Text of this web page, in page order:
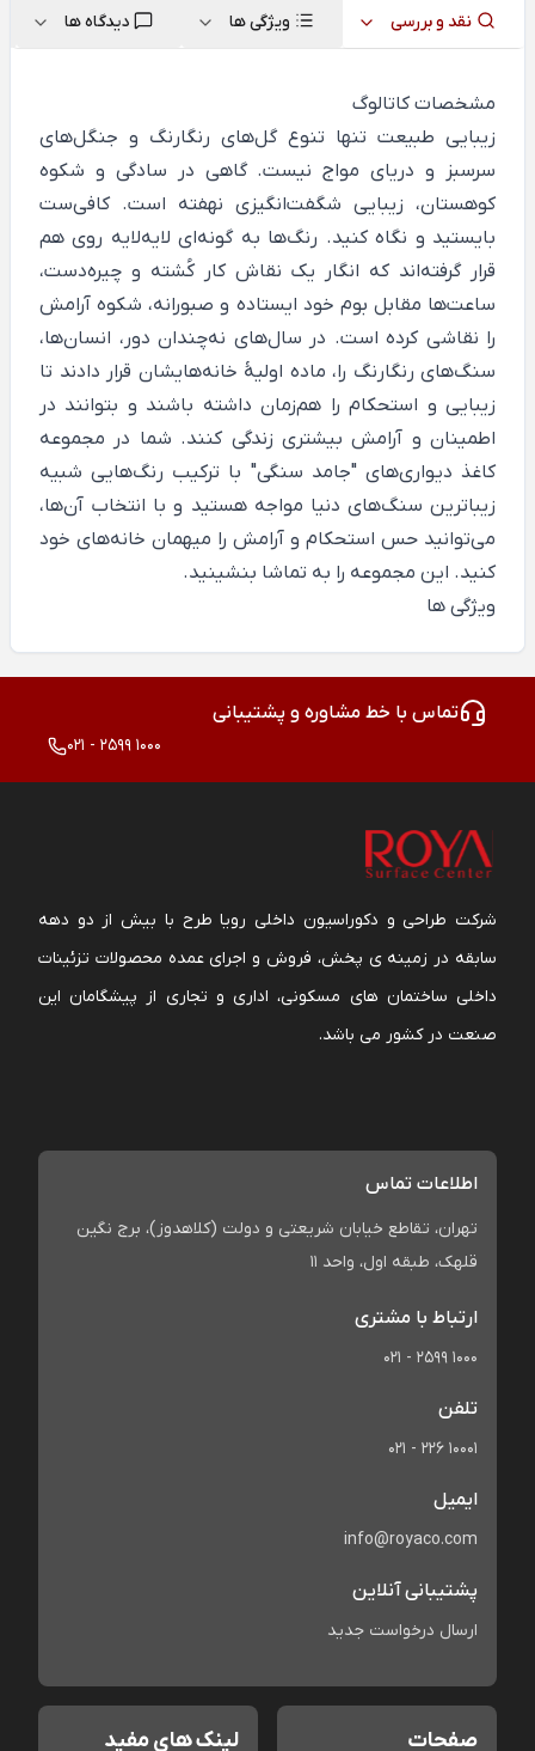
نقد و بررسی ویژگی ها دیدگاه ها
مشخصات کاتالوگ
زیبایی طبیعت تنها تنوع گل‌های رنگارنگ و جنگل‌های
سرسبز و دریای مواج نیست. گاهی در سادگی و شکوه
کوهستان، زیبایی شگفت‌انگیزی نهفته است. کافی‌ست
بایستید و نگاه کنید. رنگ‌ها به گونه‌ای لایه‌لایه روی هم
قرار گرفته‌اند که انگار یک نقاش کار کُشته و چیره‌دست،
ساعت‌ها مقابل بوم خود ایستاده و صبورانه، شکوه آرامش
را نقاشی کرده است. در سال‌های نه‌چندان دور، انسا‌ن‌ها،
سنگ‌های رنگارنگ را، ماده اولیۀ خانه‌هایشان قرار دادند تا
زیبایی و استحکام را هم‌زمان داشته باشند و بتوانند در
اطمینان و آرامش بیشتری زندگی کنند. شما در مجموعه
کاغذ دیواری‌های "جامد سنگی" با ترکیب رنگ‌هایی شبیه
زیباترین سنگ‌های دنیا مواجه هستید و با انتخاب آن‌ها،
می‌توانید حس استحکام و آرامش را میهمان خانه‌های خود
کنید. این مجموعه را به تماشا بنشینید.
ویژگی ها
تماس با خط مشاوره و پشتیبانی
021 - 2599 1000
شرکت طراحی و دکوراسیون داخلی رویا طرح با بیش از دو دهه
سابقه در زمینه ی پخش، فروش و اجرای عمده محصولات تزئینات
داخلی ساختمان های مسکونی، اداری و تجاری از پیشگامان این
صنعت در کشور می باشد.
اطلاعات تماس
تهران، تقاطع خیابان شریعتی و دولت (کلاهدوز)، برج نگین
قلهک، طبقه اول، واحد 11
ارتباط با مشتری
021 - 2599 1000
تلفن
021 - 226 10001
ایمیل
info@royaco.com
پشتیبانی آنلاین
ارسال درخواست جدید
صفحات لینک های مفید